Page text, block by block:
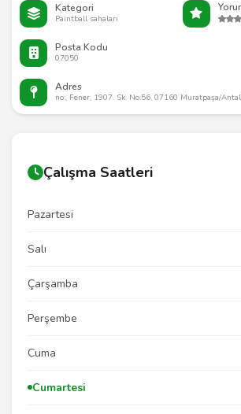
Kategori
Paintball sahaları
Posta Kodu
07050
Adres
no:, Fener, 1907. Sk. No:56, 07160 Muratpaşa/
Çalışma Saatleri
Pazartesi
Salı
Çarşamba
Perşembe
Cuma
Cumartesi